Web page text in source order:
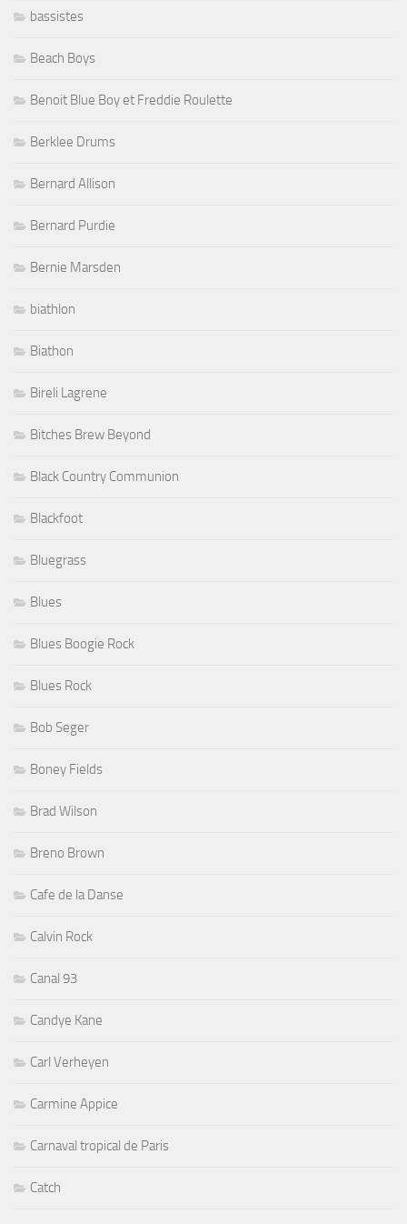
bassistes
Beach Boys
Benoit Blue Boy et Freddie Roulette
Berklee Drums
Bernard Allison
Bernard Purdie
Bernie Marsden
biathlon
Biathon
Bireli Lagrene
Bitches Brew Beyond
Black Country Communion
Blackfoot
Bluegrass
Blues
Blues Boogie Rock
Blues Rock
Bob Seger
Boney Fields
Brad Wilson
Breno Brown
Cafe de la Danse
Calvin Rock
Canal 93
Candye Kane
Carl Verheyen
Carmine Appice
Carnaval tropical de Paris
Catch